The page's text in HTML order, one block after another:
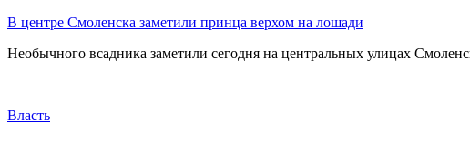
В центре Смоленска заметили принца верхом на лошади
Необычного всадника заметили сегодня на центральных улицах
Власть